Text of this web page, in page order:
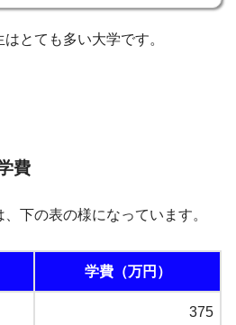
とても多い大学です。
費
、下の表の様になっています。
学費（万円）
375